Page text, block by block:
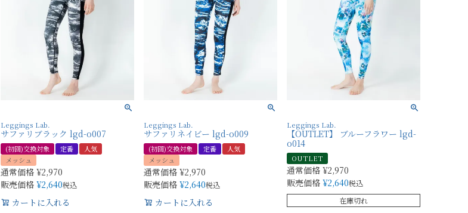
Leggings Lab.
サファリブラック lgd-o007
(初回)交換対象 定番
人気
メッシュ
通常価格 ¥2,970
販売価格 ¥2,640税込
カートに入れる
Leggings Lab.
サファリネイビー lgd-o009
(初回)交換対象 定番
人気
メッシュ
通常価格 ¥2,970
販売価格 ¥2,640税込
カートに入れる
Leggings Lab.
【OUTLET】 ブルーフラワー lgd-
o014
OUTLET
通常価格 ¥2,970
販売価格 ¥2,640税込
在庫切れ